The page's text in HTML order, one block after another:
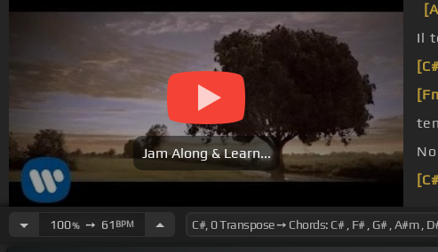
Jam Along & Learn...
Il
100%➙ 61 BPM